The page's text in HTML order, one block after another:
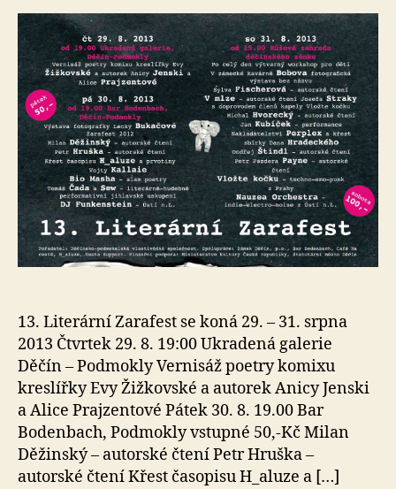
s
o
13. Literární Zarafest se koná 29. – 31. srpna
2013 Čtvrtek 29. 8. 19:00 Ukradená galerie
Děčín – Podmokly Vernisáž poetry komixu
kreslířky Evy Žižkovské a autorek Anicy Jenski
a Alice Prajzentové Pátek 30. 8. 19.00 Bar
Bodenbach, Podmokly vstupné 50,-Kč Milan
Děžinský – autorské čtení Petr Hruška –
autorské čtení Křest časopisu H_aluze a […]